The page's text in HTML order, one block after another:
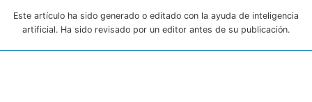
Este artículo ha sido generado o editado con la ayuda de inteligencia
artificial. Ha sido revisado por un editor antes de su publicación.